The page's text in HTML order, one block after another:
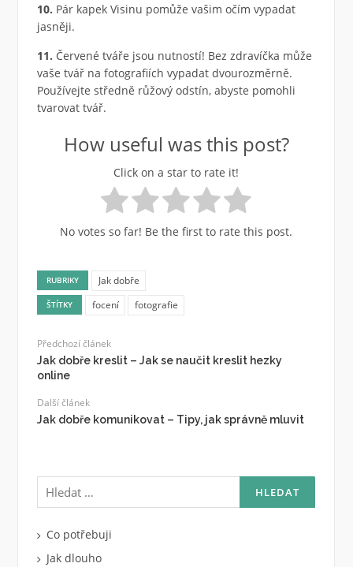
10. Pár kapek Visinu pomůže vašim očím vypadat
jasněji.
11. Červené tváře jsou nutností! Bez zdravíčka může
vaše tvář na fotografiích vypadat dvourozměrně.
Používejte středně růžový odstín, abyste pomohli
tvarovat tvář.
How useful was this post?
Click on a star to rate it!
No votes so far! Be the first to rate this post.
RUBRIKY Jak dobře
ŠTÍTKY focení fotografie
Předchozí článek
Jak dobře kreslit – Jak se naučit kreslit hezky
online
Další článek
Jak dobře komunikovat – Tipy, jak správně mluvit
Vyhledávání
Co potřebuji
Jak dlouho